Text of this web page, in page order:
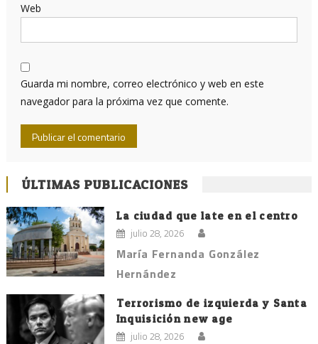
Web
Guarda mi nombre, correo electrónico y web en este
navegador para la próxima vez que comente.
ÚLTIMAS PUBLICACIONES
La ciudad que late en el centro
julio 28, 2026
María Fernanda González
Hernández
Terrorismo de izquierda y Santa
Inquisición new age
julio 28, 2026